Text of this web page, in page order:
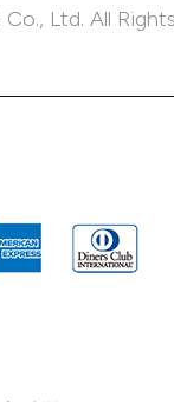
Ltd. All